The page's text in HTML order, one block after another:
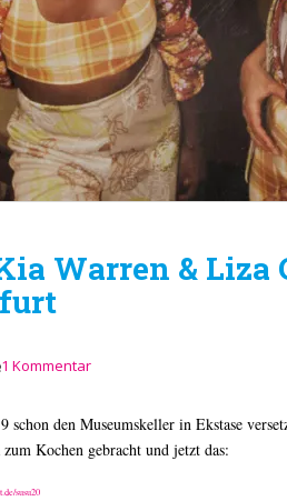
Warren & Liza
1 Kommentar
den Museumskeller in Ekstase
Kochen gebracht und jetzt das:
susu20